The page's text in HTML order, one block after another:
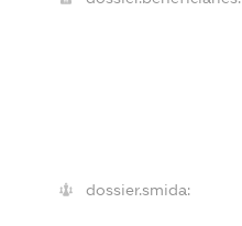
dossier.smida: